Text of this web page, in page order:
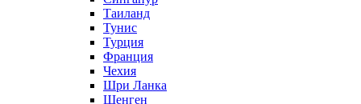
Таиланд
Тунис
Турция
Франция
Чехия
Шри Ланка
Шенген